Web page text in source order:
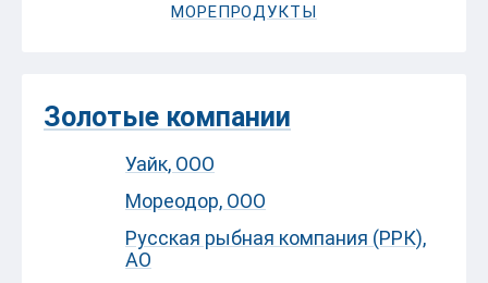
МОРЕПРОДУКТЫ
Золотые компании
Уайк, ООО
Мореодор, ООО
Русская рыбная компания (РРК),
АО